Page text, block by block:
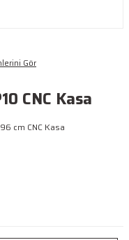
Gör
CNC Kasa
cm CNC Kasa